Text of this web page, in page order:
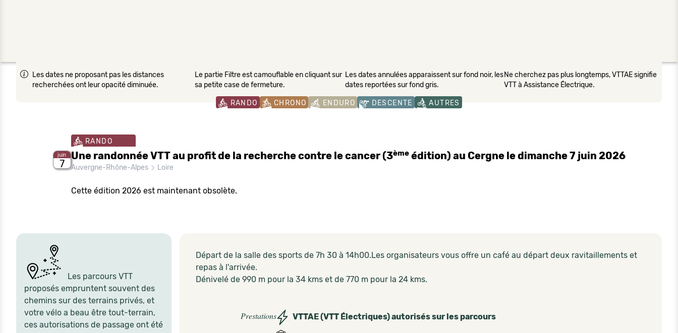
Les dates ne proposant pas les distances
recherchées ont leur opacité diminuée.
Le partie Filtre est camouflable en cliquant sur
sa petite case de fermeture.
Les dates annulées apparaissent sur fond noir, les
dates reportées sur fond gris.
Ne cherchez pas plus longtemps, VTTAE signifie
VTT à Assistance Électrique.
RANDO CHRONO ENDURO DESCENTE AUTRES
juin
7
RANDO
Une randonnée VTT au profit de la recherche contre le cancer (3èmeédition) au Cergne le dimanche 7 juin 2026
Auvergne-Rhône-Alpes Loire
Cette édition 2026 est maintenant obsolète.
Les parcours VTT
proposés empruntent souvent des
chemins sur des terrains privés, et
votre vélo a beau être tout-terrain,
ces autorisations de passage ont été
Départ de la salle des sports de 7h 30 à 14h00.Les organisateurs vous offre un café au départ deux ravitaillements et
repas à l'arrivée.
Dénivelé de 990 m pour la 34 kms et de 770 m pour la 24 kms.
Prestations VTTAE (VTT Électriques) autorisés sur les parcours